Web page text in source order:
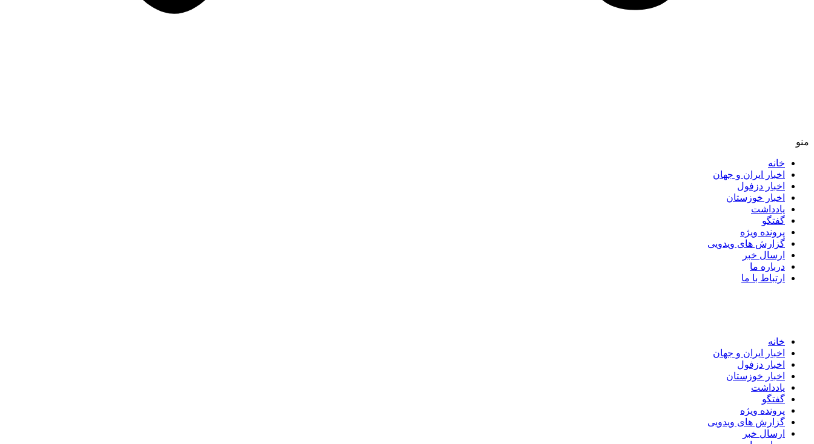
منو
خانه
اخبار ایران و جهان
اخبار دزفول
اخبار خوزستان
یادداشت
گفتگو
پرونده ویژه
گزارش های ویدویی
ارسال خبر
درباره ما
ارتباط با ما
خانه
اخبار ایران و جهان
اخبار دزفول
اخبار خوزستان
یادداشت
گفتگو
پرونده ویژه
گزارش های ویدویی
ارسال خبر